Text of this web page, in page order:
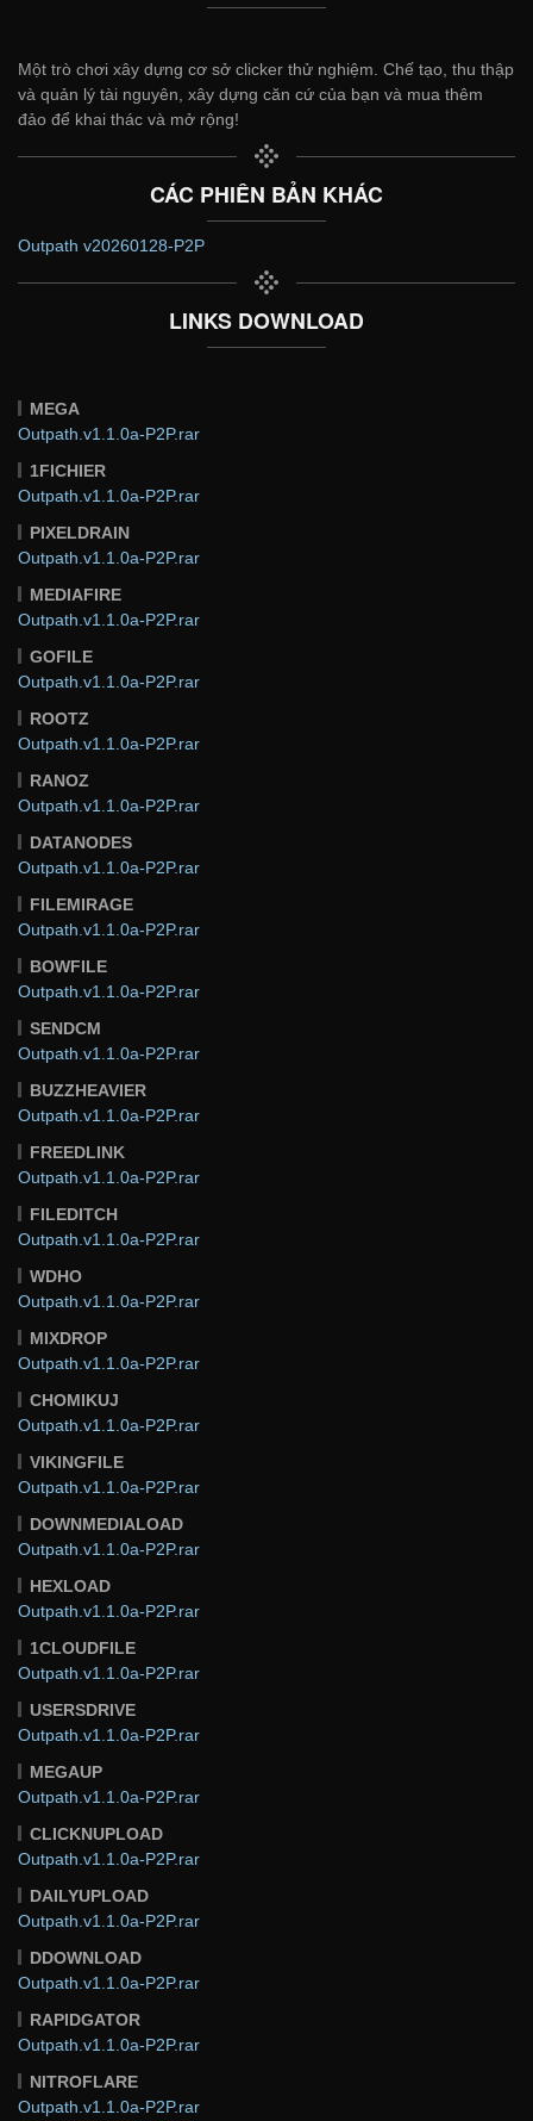
Một trò chơi xây dựng cơ sở clicker thử nghiệm. Chế tạo, thu thập
và quản lý tài nguyên, xây dựng căn cứ của bạn và mua thêm
đảo để khai thác và mở rộng!
CÁC PHIÊN BẢN KHÁC
Outpath v20260128-P2P
LINKS DOWNLOAD
MEGA
Outpath.v1.1.0a-P2P.rar
1FICHIER
Outpath.v1.1.0a-P2P.rar
PIXELDRAIN
Outpath.v1.1.0a-P2P.rar
MEDIAFIRE
Outpath.v1.1.0a-P2P.rar
GOFILE
Outpath.v1.1.0a-P2P.rar
ROOTZ
Outpath.v1.1.0a-P2P.rar
RANOZ
Outpath.v1.1.0a-P2P.rar
DATANODES
Outpath.v1.1.0a-P2P.rar
FILEMIRAGE
Outpath.v1.1.0a-P2P.rar
BOWFILE
Outpath.v1.1.0a-P2P.rar
SENDCM
Outpath.v1.1.0a-P2P.rar
BUZZHEAVIER
Outpath.v1.1.0a-P2P.rar
FREEDLINK
Outpath.v1.1.0a-P2P.rar
FILEDITCH
Outpath.v1.1.0a-P2P.rar
WDHO
Outpath.v1.1.0a-P2P.rar
MIXDROP
Outpath.v1.1.0a-P2P.rar
CHOMIKUJ
Outpath.v1.1.0a-P2P.rar
VIKINGFILE
Outpath.v1.1.0a-P2P.rar
DOWNMEDIALOAD
Outpath.v1.1.0a-P2P.rar
HEXLOAD
Outpath.v1.1.0a-P2P.rar
1CLOUDFILE
Outpath.v1.1.0a-P2P.rar
USERSDRIVE
Outpath.v1.1.0a-P2P.rar
MEGAUP
Outpath.v1.1.0a-P2P.rar
CLICKNUPLOAD
Outpath.v1.1.0a-P2P.rar
DAILYUPLOAD
Outpath.v1.1.0a-P2P.rar
DDOWNLOAD
Outpath.v1.1.0a-P2P.rar
RAPIDGATOR
Outpath.v1.1.0a-P2P.rar
NITROFLARE
Outpath.v1.1.0a-P2P.rar